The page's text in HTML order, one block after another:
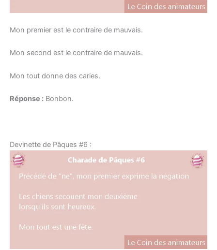
Mon premier est le contraire de mauvais.
Mon second est le contraire de mauvais.
Mon tout donne des caries.
Réponse : Bonbon.
Devinette de Pâques #6 :